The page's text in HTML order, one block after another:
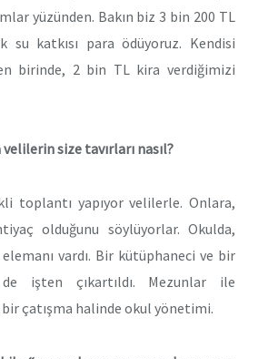
yüzünden. Bakın biz 3 bin 200 TL
katkısı para ödüyoruz. Kendisi
birinde, 2 bin TL kira verdiğimizi
size tavırları nasıl?
toplantı yapıyor velilerle. Onlara,
olduğunu söylüyorlar. Okulda,
vardı. Bir kütüphaneci ve bir
işten çıkartıldı. Mezunlar ile
çatışma halinde okul yönetimi.